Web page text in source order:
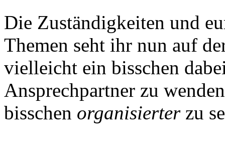
Die Zuständigkeiten und
Themen seht ihr nun auf
vielleicht ein bisschen
Ansprechpartner zu
bisschen organisierterzu